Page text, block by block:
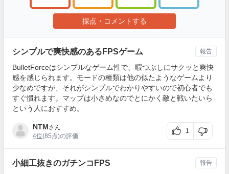
採点・コメントする
シンプルで爽快感のあるFPSゲーム
BulletForceはシンプルなゲーム性で、暇つぶしにサクッと爽快
感を感じられます。モードの種類は他の似たようなゲームより
少なめですが、それがシンプルでわかりやすいので初心者でも
すぐ慣れます。マップは小さめなのでとにかく敵と戦いたいら
という人におすすめ。
NTMさん
4位(85点)の評価
1
報告
小細工抜きのガチンコFPS 報告